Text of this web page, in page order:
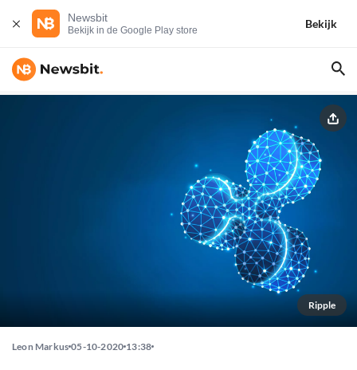
Newsbit
Bekijk in de Google Play store
Bekijk
Ripple
Leon Markus 05-10-2020 13:38